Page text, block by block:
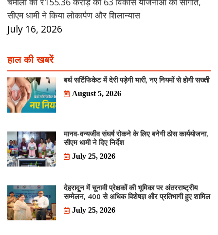
सीएम धामी ने किया लोकार्पण और शिलान्यास
July 16, 2026
हाल की खबरें
बर्थ सर्टिफिकेट में देरी पड़ेगी भारी, नए नियमों से होगी सख्ती
August 5, 2026
मानव-वन्यजीव संघर्ष रोकने के लिए बनेगी ठोस कार्ययोजना,
सीएम धामी ने दिए निर्देश
July 25, 2026
देहरादून में चुनावी प्रेक्षकों की भूमिका पर अंतरराष्ट्रीय
सम्मेलन, 400 से अधिक विशेषज्ञ और प्रतिभागी हुए शामिल
July 25, 2026